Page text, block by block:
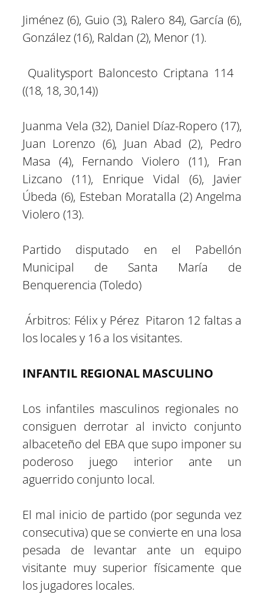
Jiménez (6), Guio (3), Ralero 84), García (6),
González (16), Raldan (2), Menor (1).
Qualitysport Baloncesto Criptana 114
((18, 18, 30,14))
Juanma Vela (32), Daniel Díaz-Ropero (17),
Juan Lorenzo (6), Juan Abad (2), Pedro
Masa (4), Fernando Violero (11), Fran
Lizcano (11), Enrique Vidal (6), Javier
Úbeda (6), Esteban Moratalla (2) Angelma
Violero (13).
Partido disputado en el Pabellón
Municipal de Santa María de
Benquerencia (Toledo)
Árbitros: Félix y Pérez Pitaron 12 faltas a
los locales y 16 a los visitantes.
INFANTIL REGIONAL MASCULINO
Los infantiles masculinos regionales no
consiguen derrotar al invicto conjunto
albaceteño del EBA que supo imponer su
poderoso juego interior ante un
aguerrido conjunto local.
El mal inicio de partido (por segunda vez
consecutiva) que se convierte en una losa
pesada de levantar ante un equipo
visitante muy superior físicamente que
los jugadores locales.